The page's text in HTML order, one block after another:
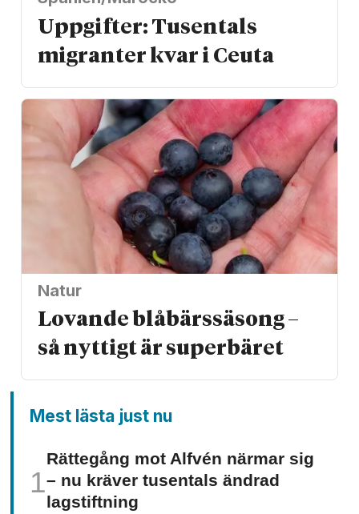
Uppgifter: Tusentals
migranter kvar i Ceuta
Natur
Lovande blåbärssäsong –
så nyttigt är superbäret
Mest lästa just nu
Rättegång mot Alfvén närmar sig
– nu kräver tusentals ändrad
lagstiftning